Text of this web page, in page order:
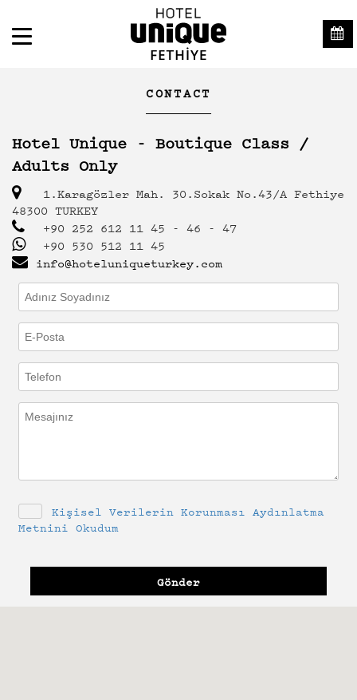
CONTACT
Hotel Unique - Boutique Class /
Adults Only
1.Karagözler Mah. 30.Sokak No.43/A Fethiye
48300 TURKEY
+90 252 612 11 45 - 46 - 47
+90 530 512 11 45
info@hoteluniqueturkey.com
Kişisel Verilerin Korunması Aydınlatma
Metnini Okudum